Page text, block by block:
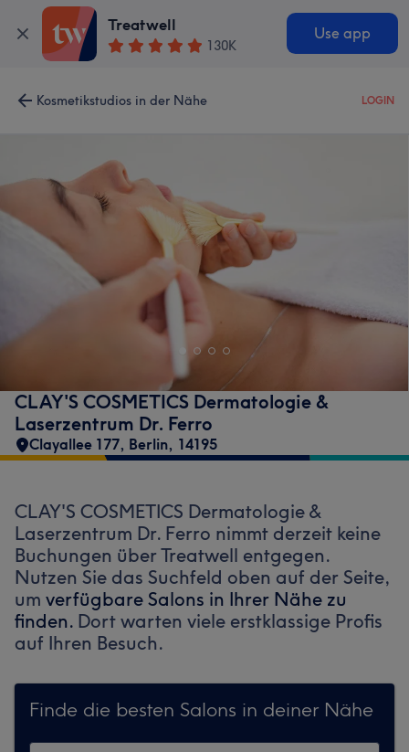
Treatwell
130K
Use app
Kosmetikstudios in der Nähe LOGIN
CLAY'S COSMETICS Dermatologie &
Laserzentrum Dr. Ferro
Clayallee 177, Berlin, 14195
CLAY'S COSMETICS Dermatologie &
Laserzentrum Dr. Ferro nimmt derzeit keine
Buchungen über Treatwell entgegen.
Nutzen Sie das Suchfeld oben auf der Seite,
um verfügbare Salons in Ihrer Nähe zu
finden. Dort warten viele erstklassige Profis
auf Ihren Besuch.
Finde die besten Salons in deiner Nähe